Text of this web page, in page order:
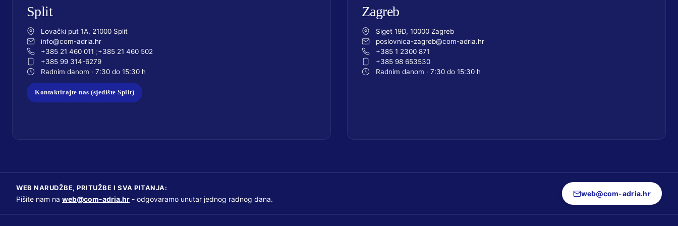
Split
Lovački put 1A, 21000 Split
info@com-adria.hr
+385 21 460 011
+385 21 460 502
+385 99 314-6279
Radnim danom · 7:30 do 15:30 h
Kontaktirajte nas (sjedište Split)
Zagreb
Siget 19D, 10000 Zagreb
poslovnica-zagreb@com-adria.hr
+385 1 2300 871
+385 98 653530
Radnim danom · 7:30 do 15:30 h
WEB NARUDŽBE, PRITUŽBE I SVA PITANJA:
Pišite nam na web@com-adria.hr - odgovaramo unutar jednog radnog dana.
web@com-adria.hr